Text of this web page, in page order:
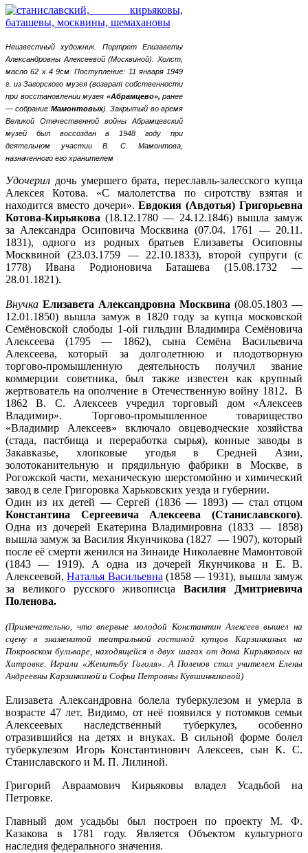
Неизвестный художник. Портрет Елизаветы
Александровны Алексеевой (Москвиной). Холст,
масло 62 х 4 9см.Поступление: 11 января 1949
г. из Загорского музея (возврат собственности
при восстановлении музея «Абрамцево», ранее
— собрание Мамонтовых). Закрытый во время
Великой Отечественной войны Абрамцевский
музей был воссоздан в 1948 году при
деятельном участии В. С. Мамонтова,
назначенного его хранителем
Удочерил дочь умершего брата, переславль-залесского купца
Алексея Котова. «С малолетства по сиротству взятая и
находится вместо дочери».Евдокия (Авдотья) Григорьевна
Котова-Кирьякова (18.12.1780 — 24.12.1846) вышла замуж
за Александра Осиповича Москвина (07.04. 1761 — 20.11.
1831), одного из родных братьев Елизаветы Осиповны
Москвиной (23.03.1759 — 22.10.1833), второй супруги (с
1778) Ивана Родионовича Баташева (15.08.1732 —
28.01.1821).
Внучка Елизавета Александровна Москвина (08.05.1803 —
12.01.1850) вышла замуж в 1820 году за купца московской
Семёновской слободы 1-ой гильдии Владимира Семёновича
Алексеева (1795 — 1862), сына Семёна Васильевича
Алексеева, который за долголетнюю и плодотворную
торгово-промышленную деятельность получил звание
коммерции советника, был также известен как крупный
жертвователь на ополчение в Отечественную войну 1812. В
1862 В. С. Алексеев учредил торговый дом «Алексеев
Владимир». Торгово-промышленное товарищество
«Владимир Алексеев» включало овцеводческие хозяйства
(стада, пастбища и переработка сырья), конные заводы в
Закавказье, хлопковые угодья в Средней Азии,
золотоканительную и прядильную фабрики в Москве, в
Рогожской части, механическую шерстомойню и химический
завод в селе Григоровка Харьковских уезда и губернии.
Один из их детей — Сергей (1836 — 1893) — стал отцом
Константина Сергеевича Алексеева (Станиславского).
Одна из дочерей Екатерина Владимировна (1833 — 1858)
вышла замуж за Василия Якунчикова (1827 — 1907), который
после её смерти женился на Зинаиде Николаевне Мамонтовой
(1843 — 1919). А одна из дочерей Якунчикова и Е. В.
Алексеевой,Наталья Васильевна (1858 — 1931), вышла замуж
за великого русского живописцаВасилия Дмитриевича
Поленова.
(Примечательно, что впервые молодой Константин Алексеев вышел на
сцену в знаменитой театральной гостиной купцов Карзинкиных на
Покровском бульваре, находящейся в двух шагах от дома Кирьяковых на
Хитровке. Играли «Женитьбу Гоголя». А Поленов стал учителем Елены
Андреевны Карзинкиной и Софьи Петровны Кувшинниковой)
Елизавета Александровна болела туберкулезом и умерла в
возрасте 47 лет. Видимо, от неё появился у потомков семьи
Алексеевых наследственный туберкулез, особенно
отразившийся на детях и внуках. В сильной форме болел
туберкулезом Игорь Константинович Алексеев, сын К. С.
Станиславского и М. П. Лилиной.
Григорий Авраамович Кирьяковы владел Усадьбой на
Петровке.
Главный дом усадьбы был построен по проекту М. Ф.
Казакова в 1781 году. Является Объектом культурного
наследия федерального значения.